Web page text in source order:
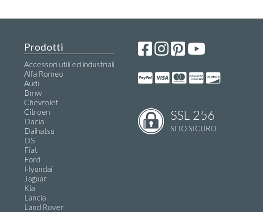
Prodotti
Accessori utili ed industriali
Alfa Romeo
Audi
Bmw
Chevrolet
Citroen
Dacia
Daihatsu
DS
Fiat
Ford
Hyundai
Jaguar
Kia
Lancia
Land Rover
SSL-256
SITO SICURO